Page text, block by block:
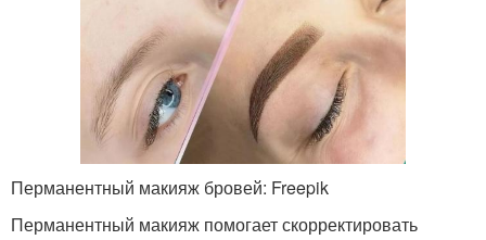
Перманентный макияж бровей: Freepik
Перманентный макияж помогает скорректировать